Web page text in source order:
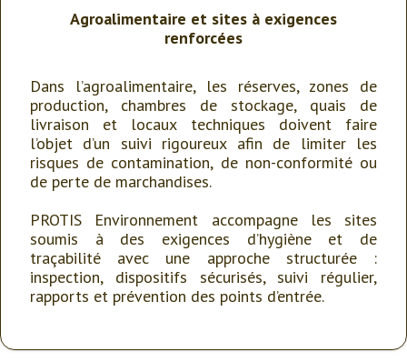
Agroalimentaire et sites à exigences
renforcées
Dans l’agroalimentaire, les réserves, zones de
production, chambres de stockage, quais de
livraison et locaux techniques doivent faire
l’objet d’un suivi rigoureux afin de limiter les
risques de contamination, de non-conformité ou
de perte de marchandises.
PROTIS Environnement accompagne les sites
soumis à des exigences d’hygiène et de
traçabilité avec une approche structurée :
inspection, dispositifs sécurisés, suivi régulier,
rapports et prévention des points d’entrée.